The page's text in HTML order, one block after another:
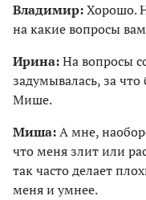
Владимир:Хорошо.
на какие вопросы
Ирина:На вопросы
задумывалась, за
Мише.
Миша:А мне,
что меня злит или
так часто делает
меня и умнее.